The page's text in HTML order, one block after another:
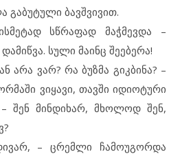
გაბუტული ბავშვივით.
სწრაფად მაჭმევდა –
სული მაინც შეებერა!
არა ვარ? რა ბუზმა გიკბინა? –
ვიყავი, თავში იდიოტური
შენ მინდიხარ, მხოლოდ შენ,
– ცრემლი ჩამოუგორდა